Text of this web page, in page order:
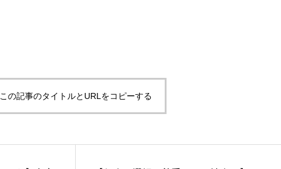
この記事のタイトルとURLをコピーする